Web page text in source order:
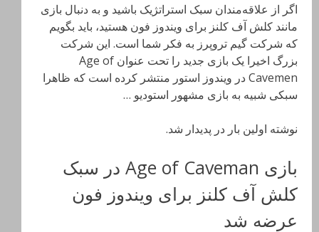
اگر از علاقه‌مندان سبک استراتژیک باشید و به دنبال بازی
مانند کلش آف کلنز برای ویندوز فون هستید، باید بگویم
که شرکت گیم تروپرز به فکر شما است. این شرکت
بزرگ اخیرا یک بازی جدید را تحت عنوان Age of
Cavemen در ویندوز استور منتشر کرده است که ظاهرا
سبکی شبیه به بازی مشهور استودیو …
نوشته اولین بار در پدیدار شد.
بازی Age of Caveman در سبک
کلش آف کلنز برای ویندوز فون
عرضه شد